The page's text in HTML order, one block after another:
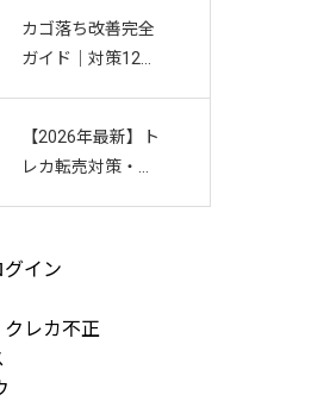
アドを防ぐお悩み
別ガイド
カゴ落ち改善完全
ガイド｜対策12選
回し方を徹底解説
【2026年最新】ト
レカ転売対策・完
イン
レカ不正